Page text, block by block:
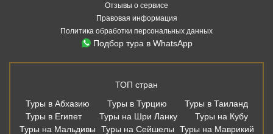
Отзывы о сервисе
Правовая информация
Политика обработки персональных данных
Подбор тура в WhatsApp
ТОП стран
Туры в Абхазию
Туры в Турцию
Туры в Таиланд
Туры в Египет
Туры на Шри Ланку
Туры на Кубу
Туры на Мальдивы
Туры на Сейшелы
Туры на Маврикий